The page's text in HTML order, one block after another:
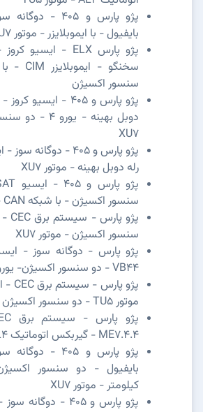
بایفیول - با ایموبلایزر - موتور XU7
سنسور اکسیژن
دوبل بهینه -
XU7
پژو پارس و 405 -
رله دوبل بهینه - موتور XU7
سنسور اکسیژن - با شبکه CAN - موتور XU7
سنسور اکسیژن - موتور XU7
VB44 - دو سنسور اکسیژن- یورو 4 - موتور XU7
موتور TU5 - دو سنسور اکسیژن
ME7.4.4 - گیربکس اتوماتیک AL4 - موتور TU5
بایفیول - دو سنسور
کیلومتر - موتور XU7